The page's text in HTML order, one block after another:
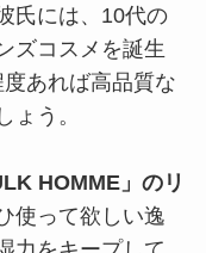
氏には、10代の
ズコスメを誕生
あれば高品質な
ょう。
HOMME」のリ
使って欲しい逸